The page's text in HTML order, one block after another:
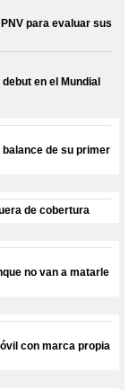
para evaluar sus
en el Mundial
de su primer
de cobertura
no van a matarle
con marca propia